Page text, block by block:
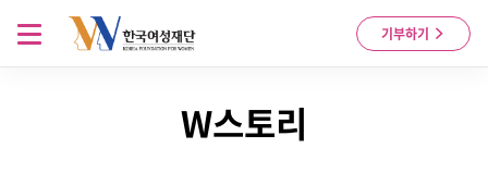
Skip to content
기부하기
메뉴 열기
W스토리